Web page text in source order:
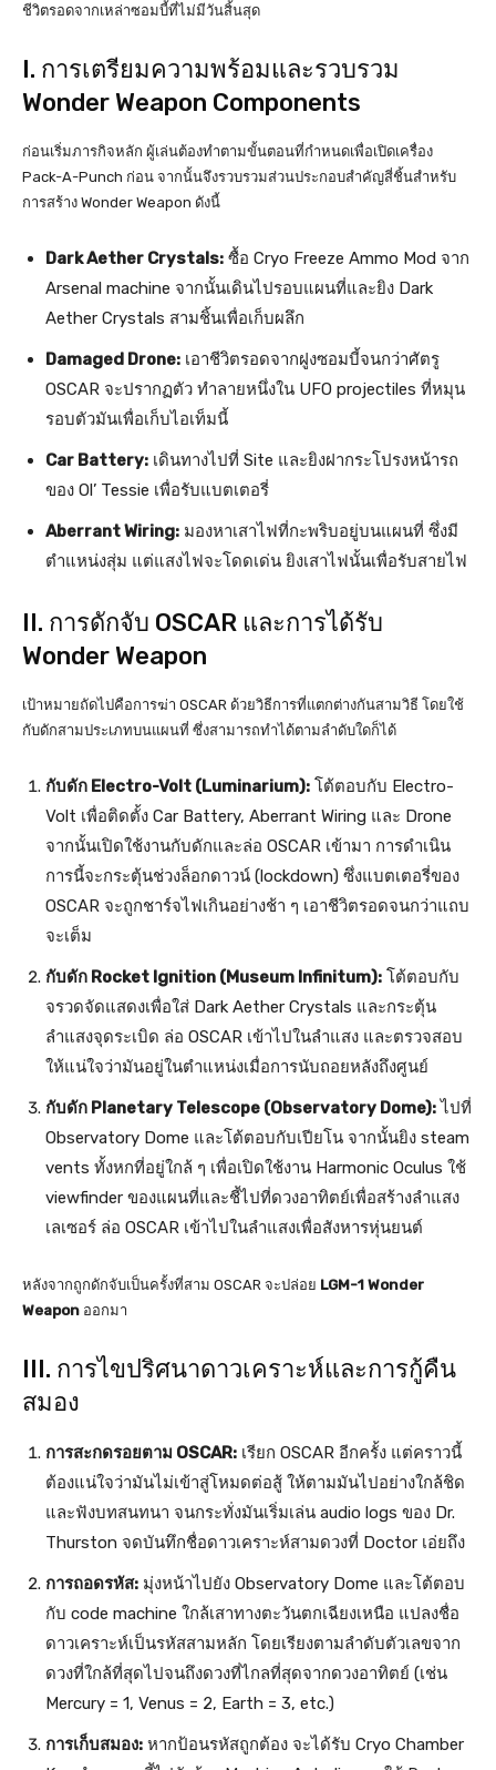
ชีวิตรอดจากเหล่าซอมบี้ที่ไม่มีวันสิ้นสุด
I. การเตรียมความพร้อมและรวบรวม
Wonder Weapon Components
ก่อนเริ่มภารกิจหลัก ผู้เล่นต้องทำตามขั้นตอนที่กำหนดเพื่อเปิดเครื่อง
Pack-A-Punch ก่อน จากนั้นจึงรวบรวมส่วนประกอบสำคัญสี่ชิ้นสำหรับ
การสร้าง Wonder Weapon ดังนี้
Dark Aether Crystals: ซื้อ Cryo Freeze Ammo Mod จาก
Arsenal machine จากนั้นเดินไปรอบแผนที่และยิง Dark
Aether Crystals สามชิ้นเพื่อเก็บผลึก
Damaged Drone: เอาชีวิตรอดจากฝูงซอมบี้จนกว่าศัตรู
OSCAR จะปรากฏตัว ทำลายหนึ่งใน UFO projectiles ที่หมุน
รอบตัวมันเพื่อเก็บไอเท็มนี้
Car Battery: เดินทางไปที่ Site และยิงฝากระโปรงหน้ารถ
ของ Ol’ Tessie เพื่อรับแบตเตอรี่
Aberrant Wiring: มองหาเสาไฟที่กะพริบอยู่บนแผนที่ ซึ่งมี
ตำแหน่งสุ่ม แต่แสงไฟจะโดดเด่น ยิงเสาไฟนั้นเพื่อรับสายไฟ
II. การดักจับ OSCAR และการได้รับ
Wonder Weapon
เป้าหมายถัดไปคือการฆ่า OSCAR ด้วยวิธีการที่แตกต่างกันสามวิธี โดยใช้
กับดักสามประเภทบนแผนที่ ซึ่งสามารถทำได้ตามลำดับใดก็ได้
กับดัก Electro-Volt (Luminarium): โต้ตอบกับ Electro-
Volt เพื่อติดตั้ง Car Battery, Aberrant Wiring และ Drone
จากนั้นเปิดใช้งานกับดักและล่อ OSCAR เข้ามา การดำเนิน
การนี้จะกระตุ้นช่วงล็อกดาวน์ (lockdown) ซึ่งแบตเตอรี่ของ
OSCAR จะถูกชาร์จไฟเกินอย่างช้า ๆ เอาชีวิตรอดจนกว่าแถบ
จะเต็ม
กับดัก Rocket Ignition (Museum Infinitum): โต้ตอบกับ
จรวดจัดแสดงเพื่อใส่ Dark Aether Crystals และกระตุ้น
ลำแสงจุดระเบิด ล่อ OSCAR เข้าไปในลำแสง และตรวจสอบ
ให้แน่ใจว่ามันอยู่ในตำแหน่งเมื่อการนับถอยหลังถึงศูนย์
กับดัก Planetary Telescope (Observatory Dome):ไปที่
Observatory Dome และโต้ตอบกับเปียโน จากนั้นยิง steam
vents ทั้งหกที่อยู่ใกล้ ๆ เพื่อเปิดใช้งาน Harmonic Oculus ใช้
viewfinder ของแผนที่และชี้ไปที่ดวงอาทิตย์เพื่อสร้างลำแสง
เลเซอร์ ล่อ OSCAR เข้าไปในลำแสงเพื่อสังหารหุ่นยนต์
หลังจากถูกดักจับเป็นครั้งที่สาม OSCAR จะปล่อย LGM-1 Wonder
Weapon ออกมา
III. การไขปริศนาดาวเคราะห์และการกู้คืน
สมอง
การสะกดรอยตาม OSCAR: เรียก OSCAR อีกครั้ง แต่คราวนี้
ต้องแน่ใจว่ามันไม่เข้าสู่โหมดต่อสู้ ให้ตามมันไปอย่างใกล้ชิด
และฟังบทสนทนา จนกระทั่งมันเริ่มเล่น audio logs ของ Dr.
Thurston จดบันทึกชื่อดาวเคราะห์สามดวงที่ Doctor เอ่ยถึง
การถอดรหัส: มุ่งหน้าไปยัง Observatory Dome และโต้ตอบ
กับ code machine ใกล้เสาทางตะวันตกเฉียงเหนือ แปลงชื่อ
ดาวเคราะห์เป็นรหัสสามหลัก โดยเรียงตามลำดับตัวเลขจาก
ดวงที่ใกล้ที่สุดไปจนถึงดวงที่ไกลที่สุดจากดวงอาทิตย์ (เช่น
Mercury = 1, Venus = 2, Earth = 3, etc.)
การเก็บสมอง: หากป้อนรหัสถูกต้อง จะได้รับ Cryo Chamber